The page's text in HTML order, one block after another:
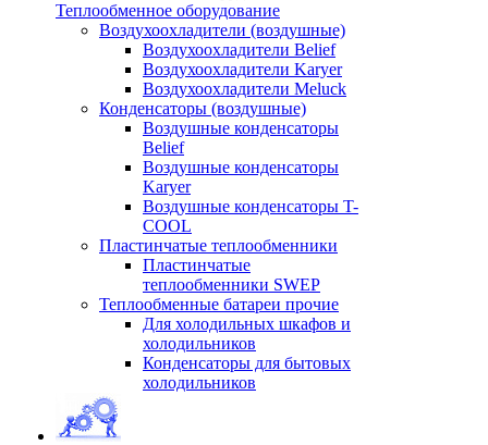
Теплообменное оборудование
Воздухоохладители (воздушные)
Воздухоохладители Belief
Воздухоохладители Karyer
Воздухоохладители Meluck
Конденсаторы (воздушные)
Воздушные конденсаторы
Belief
Воздушные конденсаторы
Karyer
Воздушные конденсаторы T-
COOL
Пластинчатые теплообменники
Пластинчатые
теплообменники SWEP
Теплообменные батареи прочие
Для холодильных шкафов и
холодильников
Конденсаторы для бытовых
холодильников